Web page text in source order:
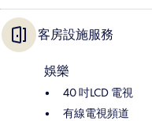
客房設施服務
娛樂
40 吋LCD 電視
有線電視頻道